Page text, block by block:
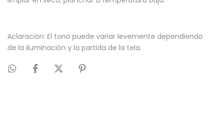
Aclaración: El tono puede variar levemente dependiendo
de la iluminación y la partida de la tela.